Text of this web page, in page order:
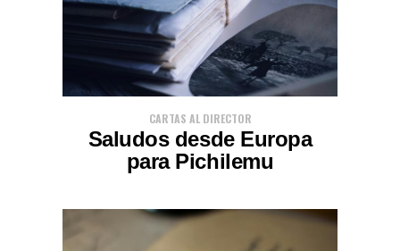
CARTAS AL DIRECTOR
Saludos desde Europa
para Pichilemu